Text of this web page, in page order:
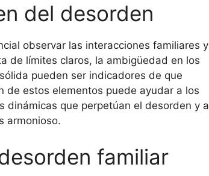
del desorden
observar las interacciones familiares y
de límites claros, la ambigüedad en los
pueden ser indicadores de que
de estos elementos puede ayudar a los
dinámicas que perpetúan el desorden y a
armonioso.
familiar